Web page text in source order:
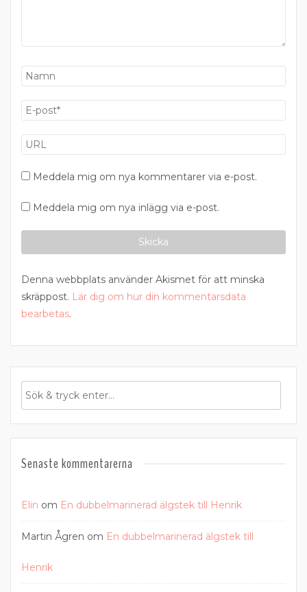
Meddela mig om nya kommentarer via e-post.
Meddela mig om nya inlägg via e-post.
Denna webbplats använder Akismet för att minska
skräppost. Lär dig om hur din kommentarsdata
bearbetas.
Senaste kommentarerna
Elin om En dubbelmarinerad älgstek till Henrik
Martin Ågren om En dubbelmarinerad älgstek till
Henrik